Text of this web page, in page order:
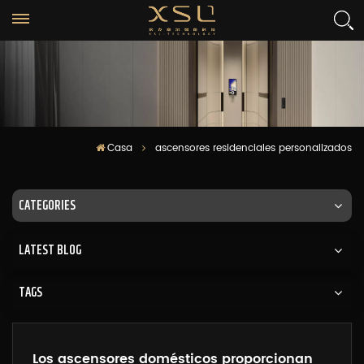
Casa ascensores residenciales personalizados
CATEGORIES
LATEST BLOG
TAGS
Los ascensores domésticos proporcionan